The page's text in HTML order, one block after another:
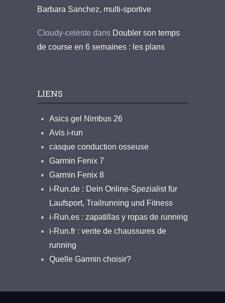
Barbara Sanchez, multi-sportive
Cloudy-celeste dans Doubler son temps
de course en 6 semaines : les plans
LIENS
Asics gel Nimbus 26
Avis i-run
casque conduction osseuse
Garmin Fenix 7
Garmin Fenix 8
i-Run.de : Dein Online-Spezialist für
Laufsport, Trailrunning und Fitness
i-Run.es : zapatillas y ropas de running
i-Run.fr : vente de chaussures de
running
Quelle Garmin choisir?